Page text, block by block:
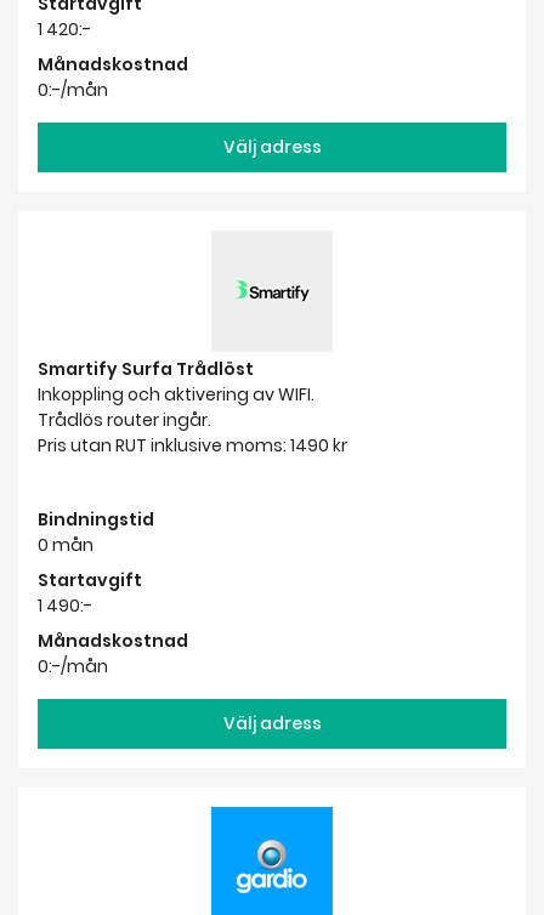
Pris utan RUT inklusive moms: 1490 kr
Bindningstid
0 mån
Startavgift
1 490:-
0:-/mån
livebilder i mobilen och fria väktarutryckningar vid
inbrott. Inkluderar centralenhet, larmpanel touch,
larmskyltar samt en motorstyrd larmkamera HD. Ett